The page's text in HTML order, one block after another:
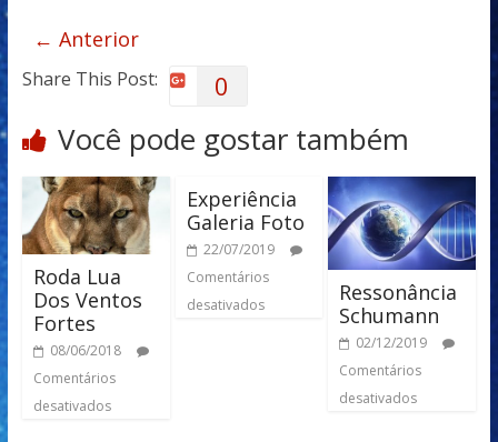
← Anterior
Share This Post: 0
Você pode gostar também
Roda Lua
Dos Ventos
Fortes
08/06/2018
Comentários
desativados
Experiência
Galeria Foto
22/07/2019
Comentários
desativados
Ressonância
Schumann
02/12/2019
Comentários
desativados